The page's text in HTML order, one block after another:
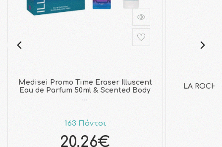
Medisei Promo Time Eraser Illuscent
Eau de Parfum 50ml & Scented Body
…
163 Πόντοι
20.26€
LA